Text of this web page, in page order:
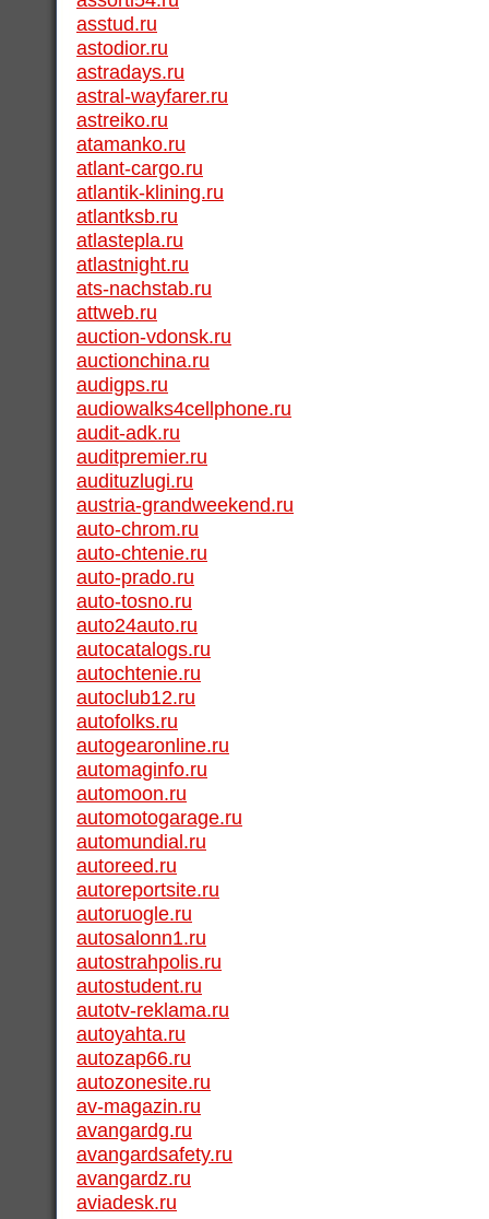
asstud.ru
astodior.ru
astradays.ru
astral-wayfarer.ru
astreiko.ru
atamanko.ru
atlant-cargo.ru
atlantik-klining.ru
atlantksb.ru
atlastepla.ru
atlastnight.ru
ats-nachstab.ru
attweb.ru
auction-vdonsk.ru
auctionchina.ru
audigps.ru
audiowalks4cellphone.ru
audit-adk.ru
auditpremier.ru
audituzlugi.ru
austria-grandweekend.ru
auto-chrom.ru
auto-chtenie.ru
auto-prado.ru
auto-tosno.ru
auto24auto.ru
autocatalogs.ru
autochtenie.ru
autoclub12.ru
autofolks.ru
autogearonline.ru
automaginfo.ru
automoon.ru
automotogarage.ru
automundial.ru
autoreed.ru
autoreportsite.ru
autoruogle.ru
autosalonn1.ru
autostrahpolis.ru
autostudent.ru
autotv-reklama.ru
autoyahta.ru
autozap66.ru
autozonesite.ru
av-magazin.ru
avangardg.ru
avangardsafety.ru
avangardz.ru
aviadesk.ru